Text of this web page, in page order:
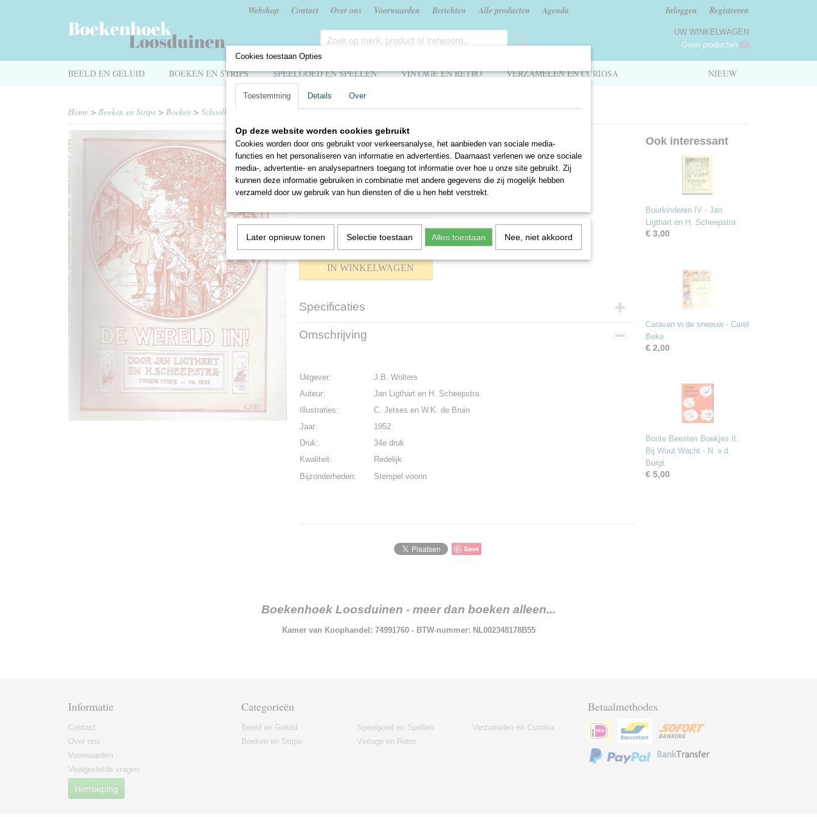
Webshop Contact Over ons Voorwaarden Berichten Alle producten Agenda Inloggen Registreren
UW WINKELWAGEN
Geen producten (0)
NIEUW
BEELD EN GELUID BOEKEN EN STRIPS SPEELGOED EN SPELLEN VINTAGE EN RETRO VERZAMELEN EN CURIOSA
Home > Boeken en Strips > Boeken > Schoolboekjes De wereld in! - tweede stukje
De wereld in! - tweede stukje
€ 2,50
✓Op voorraad
IN WINKELWAGEN
Specificaties
Productcode
Bruto gewicht
Omschrijving
Uitgever:
J.B. Wolters
Auteur:
Jan Ligthart en H. Scheepstra
Illustraties:
C. Jetses en W.K. de Bruin
Jaar:
1952
Druk:
34e druk
Kwaliteit:
Redelijk
Bijzonderheden:
Stempel voorin
Save
Ook interessant
Buurkinderen IV - Jan
Ligthart en H. Scheepstra
€ 3,00
Caravan in de sneeuw - Carel
Beke
€ 2,00
Bonte Beesten Boekjes II:
Bij Wout Wacht - N. v.d.
Burgt
€ 5,00
Boekenhoek Loosduinen - meer dan boeken alleen...
Kamer van Koophandel: 74991760 - BTW-nummer: NL002348178B55
Informatie
Contact
Over ons
Voorwaarden
Veelgestelde vragen
Herroeping
Categorieën
Beeld en Geluid
Boeken en Strips
Speelgoed en Spellen
Vintage en Retro
Verzamelen en Curiosa
Betaalmethodes
Cookies toestaan Opties
Toestemming Details Over
Op deze website worden cookies gebruikt
Cookies worden door ons gebruikt voor verkeersanalyse, het aanbieden van sociale media-
functies en het personaliseren van informatie en advertenties. Daarnaast verlenen we onze sociale
media-, advertentie- en analysepartners toegang tot informatie over hoe u onze site gebruikt. Zij
kunnen deze informatie gebruiken in combinatie met andere gegevens die zij mogelijk hebben
verzameld door uw gebruik van hun diensten of die u hen hebt verstrekt.
Later opnieuw tonen Selectie toestaan Alles toestaan Nee, niet akkoord